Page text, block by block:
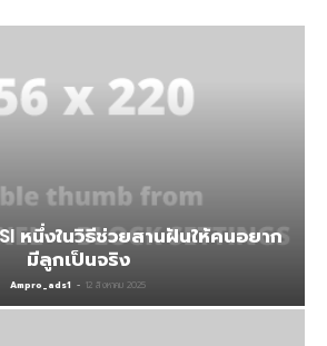
หนึ่งในวิธีช่วยสานฝันให้คนอยาก
มีลูกเป็นจริง
Ampro_ads1 - 12 สิงหาคม 2025